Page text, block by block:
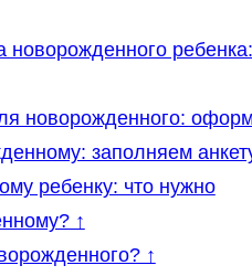
новорожденного:
заполняем
ребенку: что нужно
↑
↑